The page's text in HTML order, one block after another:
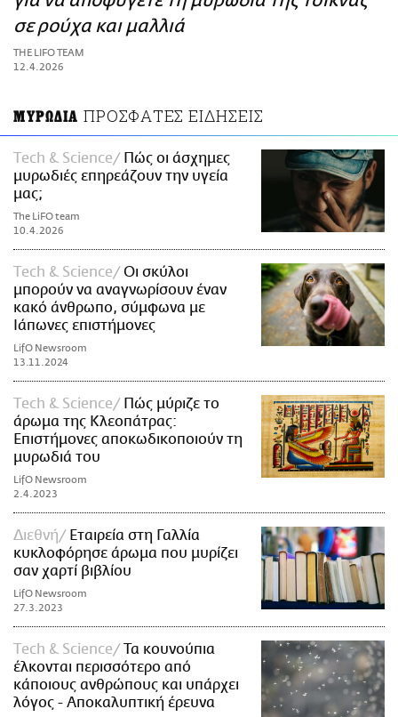
ΑΜΠΑ
PRINT
σε ρούχα και μαλλιά
THE LIFO TEAM
12.4.2026
ΜΥΡΩΔΙΑ ΠΡΟΣΦΑΤΕΣ ΕΙΔΗΣΕΙΣ
Τech & Science
Πώς οι άσχημες
μυρωδιές επηρεάζουν την υγεία
μας;
The LiFO team
10.4.2026
Τech & Science
Οι σκύλοι
μπορούν να αναγνωρίσουν έναν
κακό άνθρωπο, σύμφωνα με
Ιάπωνες επιστήμονες
LifO Newsroom
13.11.2024
Τech & Science
Πώς μύριζε το
άρωμα της Κλεοπάτρας:
Επιστήμονες αποκωδικοποιούν τη
μυρωδιά του
LifO Newsroom
2.4.2023
Διεθνή
Εταιρεία στη Γαλλία
κυκλοφόρησε άρωμα που μυρίζει
σαν χαρτί βιβλίου
LifO Newsroom
27.3.2023
Τech & Science
Τα κουνούπια
έλκονται περισσότερο από
κάποιους ανθρώπους και υπάρχει
λόγος - Αποκαλυπτική έρευνα